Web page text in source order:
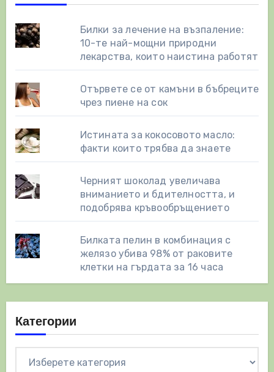
Билки за лечение на възпаление:
10-те най-мощни природни
лекарства, които наистина работят
Отървете се от камъни в бъбреците
чрез пиене на сок
Истината за кокосовото масло:
факти които трябва да знаете
Черният шоколад увеличава
вниманието и бдителността, и
подобрява кръвообръщението
Билката пелин в комбинация с
желязо убива 98% от раковите
клетки на гърдата за 16 часа
Категории